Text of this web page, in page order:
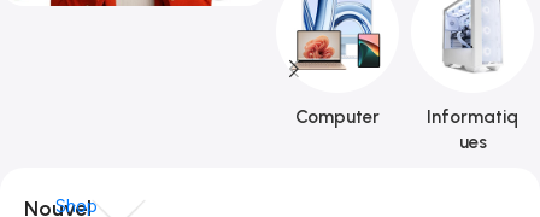
Computer
Informatiq
ues
Nouvel
Shop